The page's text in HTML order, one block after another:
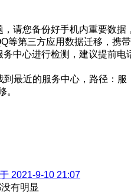
请您备份好手机内重要数据
等第三方应用数据迁移，携带
中心进行检测，建议提前电
最近的服务中心，路径：服
。
2021-9-10 21:07
有明显